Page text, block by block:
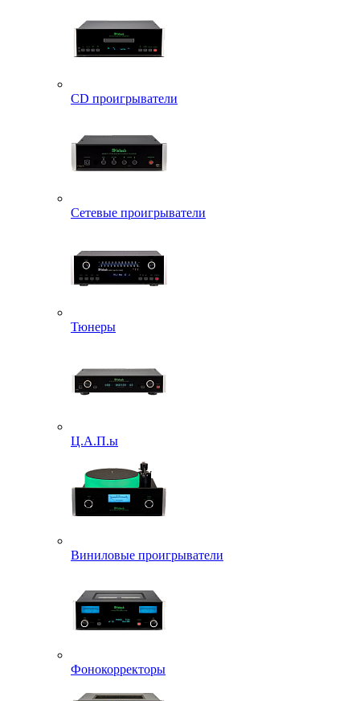
CD проигрыватели
Сетевые проигрыватели
Тюнеры
Ц.А.П.ы
Виниловые проигрыватели
Фонокорректоры